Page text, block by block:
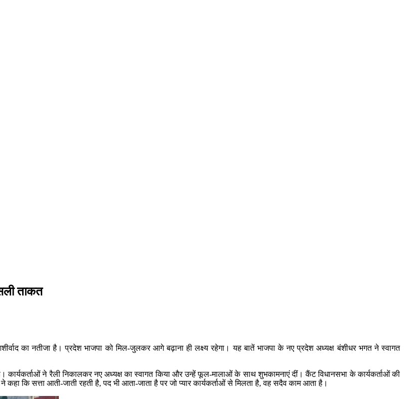
ताकत
का नतीजा है। प्रदेश भाजपा को मिल-जुलकर आगे बढ़ाना ही लक्ष्य रहेगा। यह बातें भाजपा के नए प्रदेश अध्यक्ष बंशीधर भगत ने स्वागत
कार्यकर्ताओं ने रैली निकालकर नए अध्यक्ष का स्वागत किया और उन्हें फूल-मालाओं के साथ शुभकामनाएं दीं। कैंट विधानसभा के कार्यकर्ताओं की
कि सत्ता आती-जाती रहती है, पद भी आता-जाता है पर जो प्यार कार्यकर्ताओं से मिलता है, वह सदैव काम आता है।